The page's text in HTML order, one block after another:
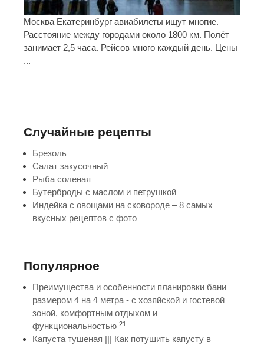
Москва Екатеринбург авиабилеты ищут многие.
Расстояние между городами около 1800 км. Полёт
занимает 2,5 часа. Рейсов много каждый день. Цены
...
Случайные рецепты
Брезоль
Салат закусочный
Рыба соленая
Бутерброды с маслом и петрушкой
Индейка с овощами на сковороде – 8 самых
вкусных рецептов с фото
Популярное
Преимущества и особенности планировки бани
размером 4 на 4 метра - с хозяйской и гостевой
зоной, комфортным отдыхом и
функциональностью 21
Капуста тушеная ||| Как потушить капусту в